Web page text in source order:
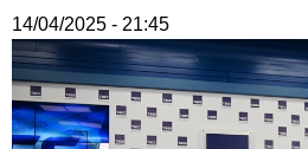
14/04/2025 - 21:45